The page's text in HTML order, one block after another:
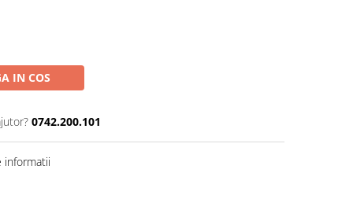
IN COS
0742.200.101
informatii